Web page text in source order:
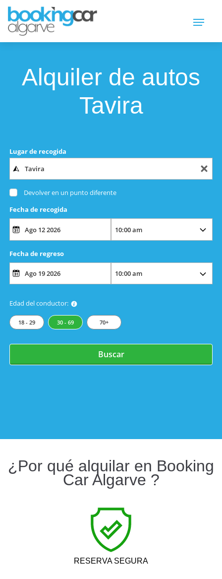
Alquiler de autos
Tavira
Lugar de recogida
Devolver en un punto diferente
Fecha de recogida
Fecha de regreso
Edad del conductor:
18 - 29 30 - 69 70+
Buscar
¿Por qué alquilar en Booking
Car Algarve ?
RESERVA SEGURA